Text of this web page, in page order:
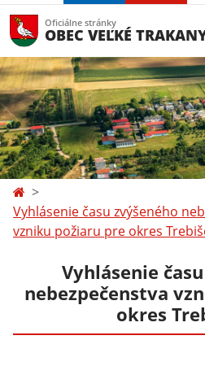
Oficiálne stránky
OBEC VEĽKÉ
Vyhlásenie času zvýšeného
vzniku požiaru pre okres
Vyhlásenie
nebezpečenstva
okres